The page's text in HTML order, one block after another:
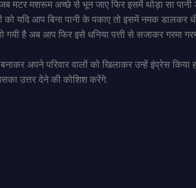
मटर मशरूम अच्छे से भून जाए फिर इसमें थोड़ा सा
को यदि आप बिना पानी के पकाए तो इसमें नमक
है अब आप फिर इसे धनिया पत्ती से सजाकर गरमा
अपने परिवार वालों को खिलाकर उन्हें इंप्रेस किया
उत्तर देने की कोशिश करेंगे.